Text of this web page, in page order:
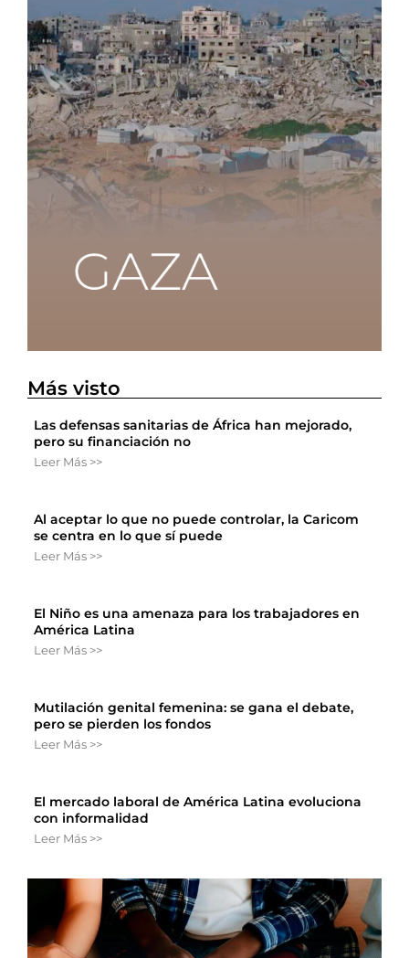
Más visto
Las defensas sanitarias de África han mejorado,
pero su financiación no
Leer Más >>
Al aceptar lo que no puede controlar, la Caricom
se centra en lo que sí puede
Leer Más >>
El Niño es una amenaza para los trabajadores en
América Latina
Leer Más >>
Mutilación genital femenina: se gana el debate,
pero se pierden los fondos
Leer Más >>
El mercado laboral de América Latina evoluciona
con informalidad
Leer Más >>